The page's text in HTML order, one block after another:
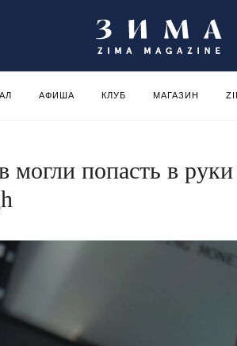
АФИША КЛУБ МАГАЗИН
могли попасть в руки